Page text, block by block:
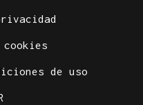
de uso